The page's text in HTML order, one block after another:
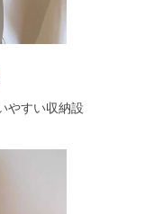
やすい収納設